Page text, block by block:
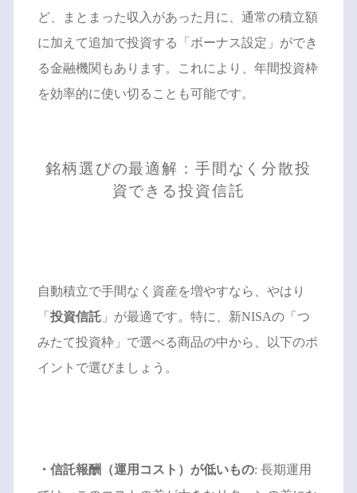
ど、まとまった収入があった月に、通常の積立額
に加えて追加で投資する「ボーナス設定」ができ
る金融機関もあります。これにより、年間投資枠
を効率的に使い切ることも可能です。
銘柄選びの最適解：手間なく分散投
資できる投資信託
自動積立で手間なく資産を増やすなら、やはり
「 投資信託」が最適です。特に、新NISAの「つ
みたて投資枠」で選べる商品の中から、以下のポ
イントで選びましょう。
・信託報酬（運用コスト）が低いもの: 長期運用